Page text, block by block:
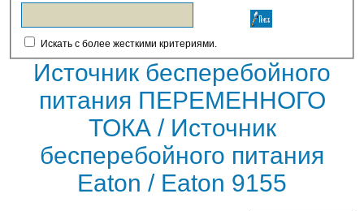
Искать с более жесткими критериями.
Источник бесперебойного
питания ПЕРЕМЕННОГО
ТОКА / Источник
бесперебойного питания
Eaton / Eaton 9155